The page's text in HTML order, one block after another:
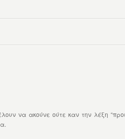
να ακούνε ούτε καν την λέξη